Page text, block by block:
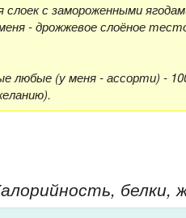
слоек с замороженными
- дрожжевое слоёное
любые (у меня - ассорти) -
белки,